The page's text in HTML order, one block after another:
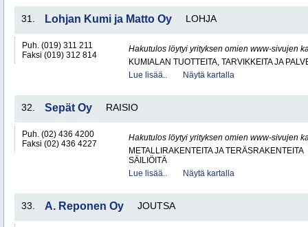
31. Lohjan Kumi ja Matto Oy LOHJA
Puh. (019) 311 211
Faksi (019) 312 814
Hakutulos löytyi yrityksen omien www-sivujen
KUMIALAN TUOTTEITA, TARVIKKEITA JA
Lue lisää..
Näytä kartalla
32. Sepät Oy RAISIO
Puh. (02) 436 4200
Faksi (02) 436 4227
Hakutulos löytyi yrityksen omien www-sivujen
METALLIRAKENTEITA JA TERÄSRAKENTEITA
SÄILIÖITÄ
Lue lisää..
Näytä kartalla
33. A. Reponen Oy JOUTSA